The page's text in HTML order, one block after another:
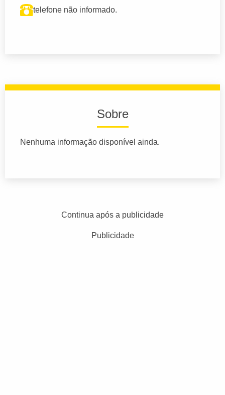
telefone não informado.
Sobre
Nenhuma informação disponível ainda.
Continua após a publicidade
Publicidade